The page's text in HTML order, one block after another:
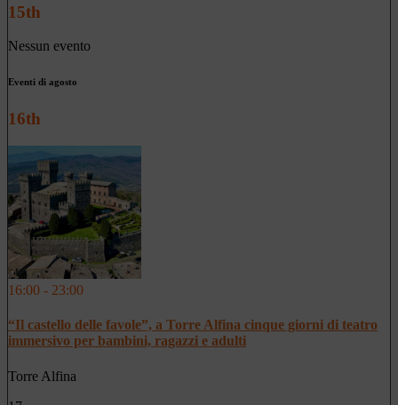
15th
Nessun evento
Eventi di agosto
16th
16:00 - 23:00
“Il castello delle favole”, a Torre Alfina cinque giorni di teatro
immersivo per bambini, ragazzi e adulti
Torre Alfina